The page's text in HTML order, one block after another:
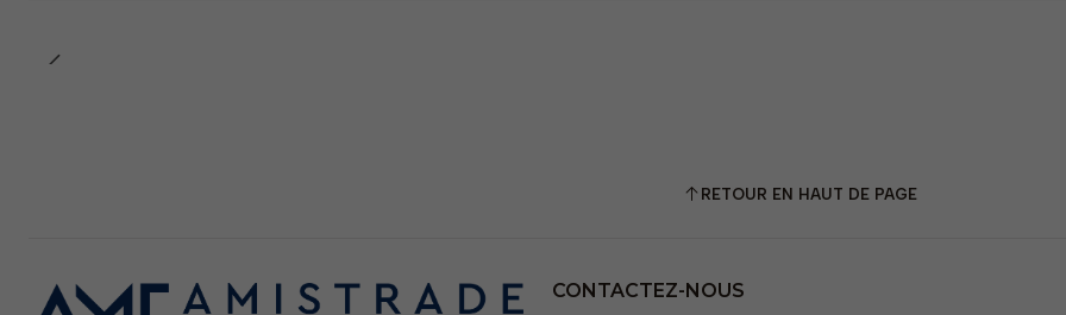
RETOUR EN HAUT DE PAGE
CONTACTEZ-NOUS